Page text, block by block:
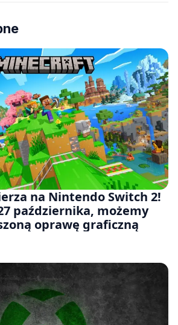
na Nintendo Switch 2!
października, możemy
oprawę graficzną